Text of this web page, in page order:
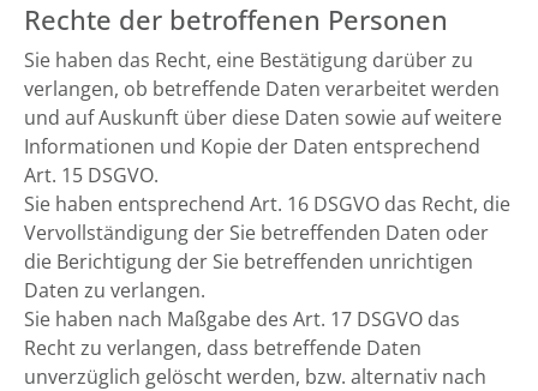
Rechte der betroffenen Personen
Sie haben das Recht, eine Bestätigung darüber zu
verlangen, ob betreffende Daten verarbeitet werden
und auf Auskunft über diese Daten sowie auf weitere
Informationen und Kopie der Daten entsprechend
Art. 15 DSGVO.
Sie haben entsprechend Art. 16 DSGVO das Recht, die
Vervollständigung der Sie betreffenden Daten oder
die Berichtigung der Sie betreffenden unrichtigen
Daten zu verlangen.
Sie haben nach Maßgabe des Art. 17 DSGVO das
Recht zu verlangen, dass betreffende Daten
unverzüglich gelöscht werden, bzw. alternativ nach